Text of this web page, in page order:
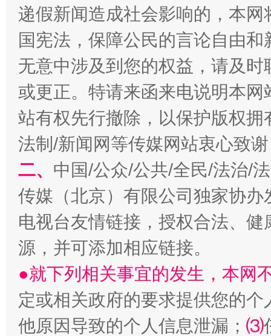
揭开“小金库”的免责幌子
递假新闻造成社会影响的，本
国宪法，保障公民的言论自由
无意中涉及到您的权益，请及
或更正。特请来函来电说明本
站有权先行撤除，以保护版权
法制/新闻网等传媒网站衷心致
二、 中国/公众/公共/全民/法治/
传媒（北京）有限公司独家协
电视台友情链接，授权合法、
源，并可添加相应链接。
●就下列相关事宜的发生，本网
定或相关政府的要求提供您的个
他原因导致的个人信息泄漏； ⑶